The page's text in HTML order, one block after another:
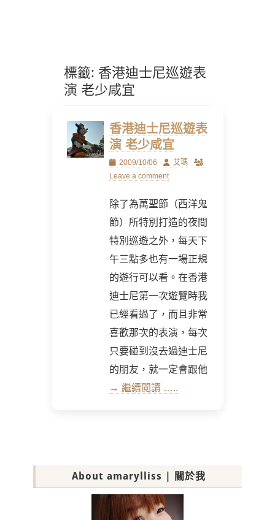
標籤: 香港迪士尼巡遊表
演 老少咸宜
香港迪士尼巡遊表
演 老少咸宜
Posted
on
2009/10/06 Author
艾瑪
Leave a comment
除了為萬聖節（西洋鬼
節）所特別打造的夜間
特別巡遊之外，每天下
午三點多也有一場正規
的遊行可以看。在香港
迪士尼第一次遊覽時我
已經看過了，而且非常
喜歡那次的表演，每次
只要碰到沒去過迪士尼
的朋友，就一定會跟他
→ 繼續閱讀 …..
About amarylliss | 關於我